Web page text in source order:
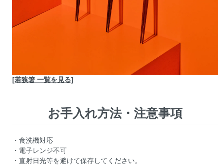
[若狭箸 一覧を見る]
お手入れ方法・注意事項
・食洗機対応
・電子レンジ不可
・直射日光等を避けて保存してください。